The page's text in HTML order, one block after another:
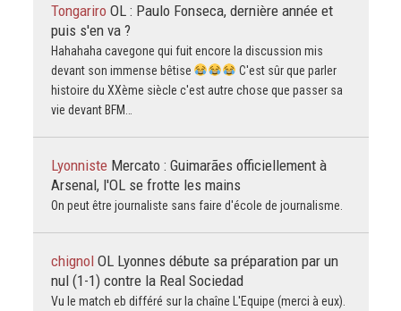
Tongariro OL : Paulo Fonseca, dernière année et
puis s'en va ?
Hahahaha cavegone qui fuit encore la discussion mis
devant son immense bêtise
C'est sûr que parler
histoire du XXème siècle c'est autre chose que passer sa
vie devant BFM…
Lyonniste Mercato : Guimarães officiellement à
Arsenal, l'OL se frotte les mains
On peut être journaliste sans faire d'école de journalisme.
chignol OL Lyonnes débute sa préparation par un
nul (1-1) contre la Real Sociedad
Vu le match eb différé sur la chaîne L'Equipe (merci à eux).